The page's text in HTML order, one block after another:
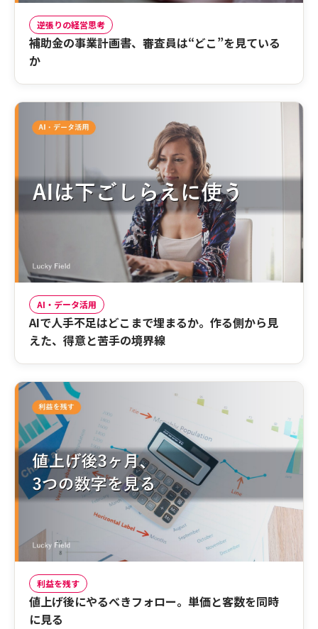
逆張りの経営思考
補助金の事業計画書、審査員は“どこ”を見ている
か
AI・データ活用
AIで人手不足はどこまで埋まるか。作る側から見
えた、得意と苦手の境界線
利益を残す
値上げ後にやるべきフォロー。単価と客数を同時
に見る